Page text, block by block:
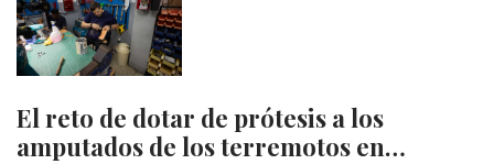
El reto de dotar de prótesis a los
amputados de los terremotos en…